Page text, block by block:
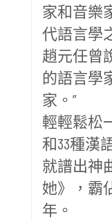
家和音樂
代語言學
趙元任曾
的語言學
家。”
輕輕鬆松
和33種漢
就譜出神
她》，霸
年。